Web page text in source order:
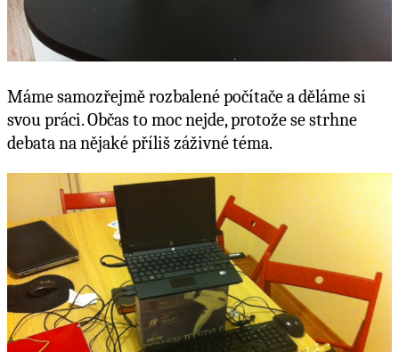
Máme samozřejmě rozbalené počítače a děláme si
svou práci. Občas to moc nejde, protože se strhne
debata na nějaké příliš záživné téma.